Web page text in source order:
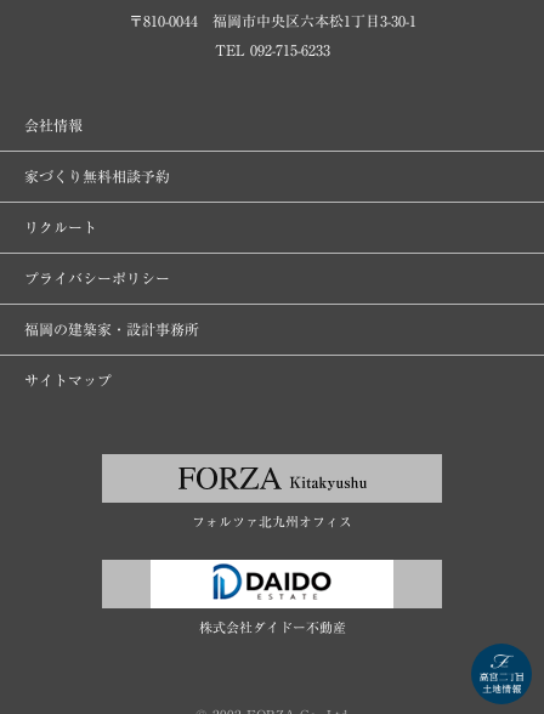
〒810-0044 福岡市中央区六本松1丁目3-30-1
TEL 092-715-6233
会社情報
家づくり無料相談予約
リクルート
プライバシーポリシー
福岡の建築家・設計事務所
サイトマップ
フォルツァ北九州オフィス
株式会社ダイドー不動産